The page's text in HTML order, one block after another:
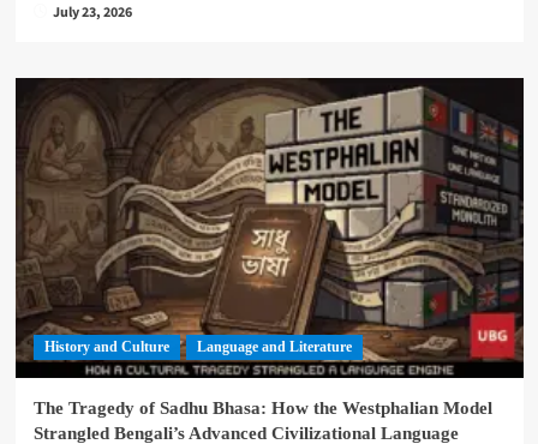
July 23, 2026
History and Culture Language and Literature
The Tragedy of Sadhu Bhasa: How the Westphalian Model
Strangled Bengali’s Advanced Civilizational Language